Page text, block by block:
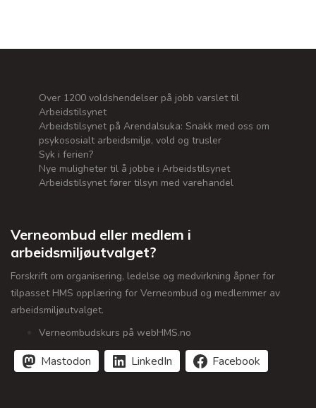
Over 1200 voldshendelser på jobb varslet til
Arbeidstilsynet
Arbeidstilsynet på Arendalsuka: Snakk med oss om
psykososialt arbeidsmiljø, vold og trusler
Syk i ferien?
Nye muligheter til å jobbe i Arbeidstilsynet
Arbeidstilsynet fører tilsyn med varehandel
Verneombud eller medlem i
arbeidsmiljøutvalget?
Forskrift om organisering, ledelse og medvirkning åpner for
tilpasset HMS opplæring for Verneombud og medlemmer av
arbeidsmiljøutvalget.
Verneombudskurs på webHMS.no
Mastodon LinkedIn Facebook